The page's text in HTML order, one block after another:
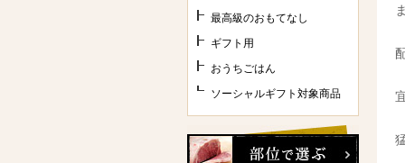
最高級のおもてなし
ギフト用
おうちごはん
ソーシャルギフト対象商品